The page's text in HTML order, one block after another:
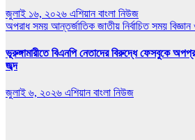
জুলাই ১৬, ২০২৬ এশিয়ান বাংলা নিউজ
অপরাধ সময় আন্তর্জাতিক জাতীয় নির্বাচিত সময়
ভূরুঙ্গামারীতে বিএনপি নেতাদের বিরুদ্ধে ফেসবুকে
জব্দ
জুলাই ৬, ২০২৬ এশিয়ান বাংলা নিউজ